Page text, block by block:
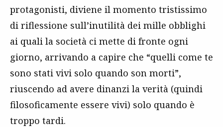
protagonisti, diviene il momento tristissimo
di riflessione sull’inutilità dei mille obblighi
ai quali la società ci mette di fronte ogni
giorno, arrivando a capire che “quelli come te
sono stati vivi solo quando son morti”,
riuscendo ad avere dinanzi la verità (quindi
filosoficamente essere vivi) solo quando è
troppo tardi.